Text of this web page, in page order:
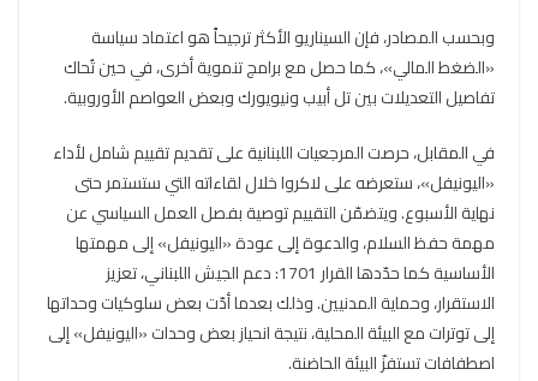
وبحسب المصادر، فإن السيناريو الأكثر ترجيحاً هو اعتماد سياسة
«الضغط المالي»، كما حصل مع برامج تنموية أخرى، في حين تُحاك
تفاصيل التعديلات بين تل أبيب ونيويورك وبعض العواصم الأوروبية.
في المقابل، حرصت المرجعيات اللبنانية على تقديم تقييم شامل لأداء
«اليونيفل»، ستعرضه على لاكروا خلال لقاءاته التي ستستمر حتى
نهاية الأسبوع. ويتضمّن التقييم توصية بفصل العمل السياسي عن
مهمة حفظ السلام، والدعوة إلى عودة «اليونيفل» إلى مهمتها
الأساسية كما حدّدها القرار 1701: دعم الجيش اللبناني، تعزيز
الاستقرار، وحماية المدنيين. وذلك بعدما أدّت بعض سلوكيات وحداتها
إلى توترات مع البيئة المحلية، نتيجة انحياز بعض وحدات «اليونيفل» إلى
اصطفافات تستفزّ البيئة الحاضنة.